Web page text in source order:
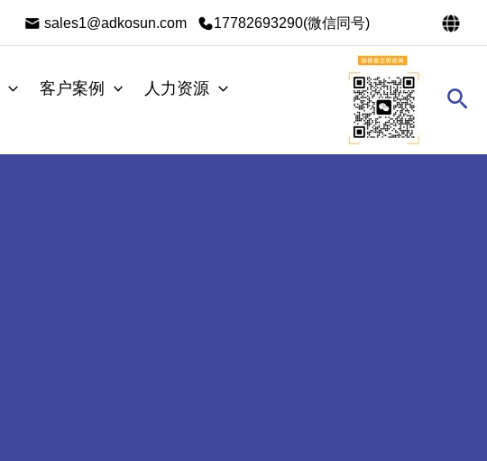
sales1@adkosun.com 17782693290(微信同号)
客户案例
人力资源
搜